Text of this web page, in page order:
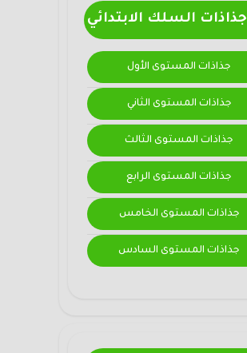
جذاذات السلك الابتدائي
جذاذات المستوى الأول
جذاذات المستوى الثاني
جذاذات المستوى الثالث
جذاذات المستوى الرابع
جذاذات المستوى الخامس
جذاذات المستوى السادس